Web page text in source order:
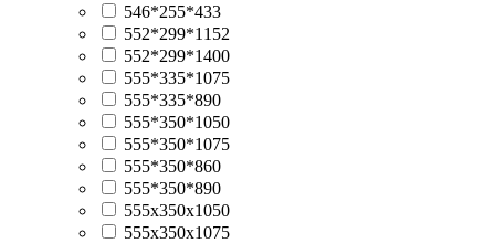
546*255*433
552*299*1152
552*299*1400
555*335*1075
555*335*890
555*350*1050
555*350*1075
555*350*860
555*350*890
555x350x1050
555x350x1075